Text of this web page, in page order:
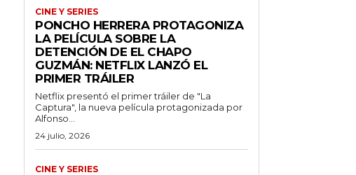
CINE Y SERIES
PONCHO HERRERA PROTAGONIZA
LA PELÍCULA SOBRE LA
DETENCIÓN DE EL CHAPO
GUZMÁN: NETFLIX LANZÓ EL
PRIMER TRÁILER
Netflix presentó el primer tráiler de "La
Captura", la nueva película protagonizada por
Alfonso...
24 julio, 2026
CINE Y SERIES